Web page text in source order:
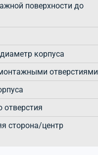
поверхности до
корпуса
отверстиями
отверстия
сторона/центр